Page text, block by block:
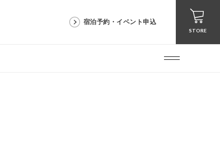
STORE
宿泊予約・イベント申込